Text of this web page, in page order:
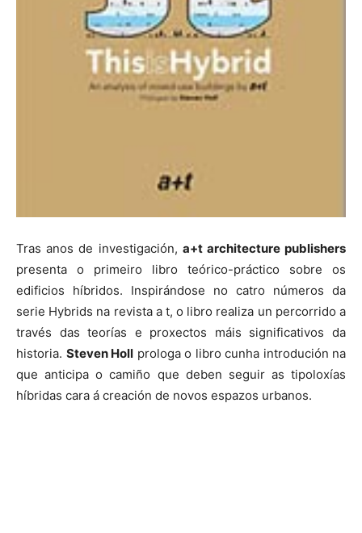
Tras anos de investigación, a+t architecture publishers
presenta o primeiro libro teórico-práctico sobre os
edificios híbridos. Inspirándose no catro números da
serie Hybrids na revista a t, o libro realiza un percorrido a
través das teorías e proxectos máis significativos da
historia. Steven Holl prologa o libro cunha introdución na
que anticipa o camiño que deben seguir as tipoloxías
híbridas cara á creación de novos espazos urbanos.